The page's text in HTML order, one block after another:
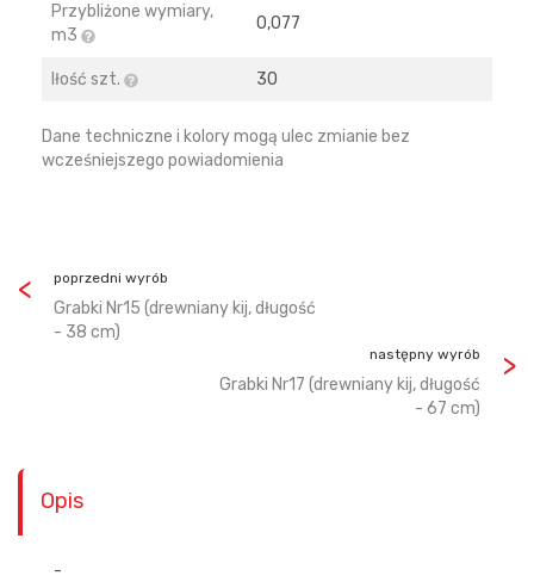
Przybliżone wymiary,
m3
0,077
Iłość szt. 30
Dane techniczne i kolory mogą ulec zmianie bez
wcześniejszego powiadomienia
poprzedni wyrób
Grabki Nr15 (drewniany kij, długość
- 38 cm)
następny wyrób
Grabki Nr17 (drewniany kij, długość
- 67 cm)
Opis
-